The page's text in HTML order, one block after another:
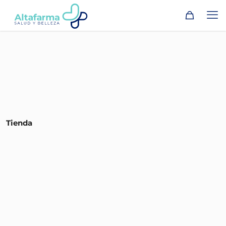
Tienda